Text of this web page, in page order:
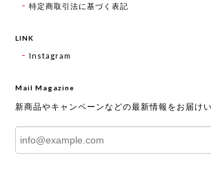
特定商取引法に基づく表記
LINK
Instagram
Mail Magazine
新商品やキャンペーンなどの最新情報をお届けい